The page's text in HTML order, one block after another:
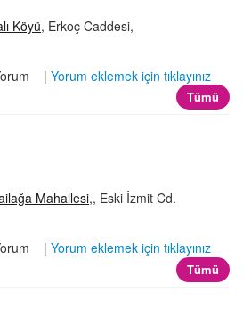
Köyü, Erkoç Caddesi,
| Yorum eklemek için tıklayınız
Tümü
Mahallesi,, Eski İzmit Cd.
| Yorum eklemek için tıklayınız
Tümü